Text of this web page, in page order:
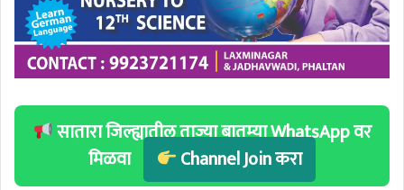
सातारा जिल्ह्यातील ताज्या बातम्या WhatsApp वर
मिळवा
Channel Join करा